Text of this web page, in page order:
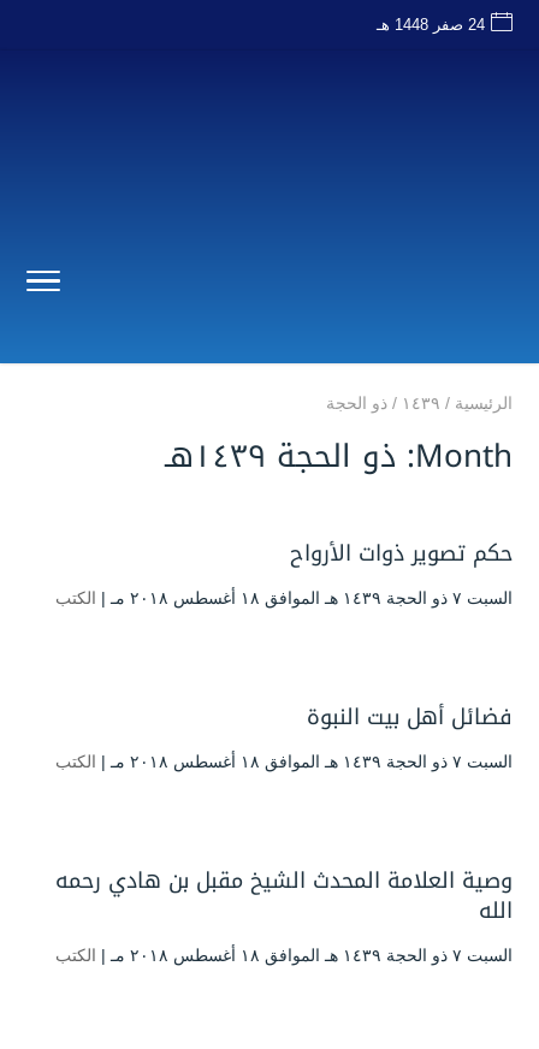
24 صفر 1448 هـ
الرئيسية / ۱٤۳۹ / ذو الحجة
Month: ذو الحجة ۱٤۳۹هـ
حكم تصوير ذوات الأرواح
السبت ۷ ذو الحجة ۱٤۳۹ هـ الموافق ۱۸ أغسطس ۲۰۱۸ مـ | الكتب
فضائل أهل بيت النبوة
السبت ۷ ذو الحجة ۱٤۳۹ هـ الموافق ۱۸ أغسطس ۲۰۱۸ مـ | الكتب
وصية العلامة المحدث الشيخ مقبل بن هادي رحمه
الله
السبت ۷ ذو الحجة ۱٤۳۹ هـ الموافق ۱۸ أغسطس ۲۰۱۸ مـ | الكتب